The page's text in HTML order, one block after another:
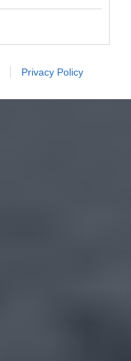
Privacy Policy